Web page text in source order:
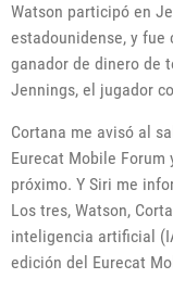
Watson participó en
estadounidense, y fue
ganador de dinero de
Jennings, el jugador
Cortana me avisó al
Eurecat Mobile
próximo. Y Siri me
Los tres, Watson,
inteligencia artificial
edición del Eurecat